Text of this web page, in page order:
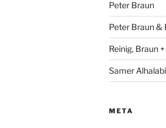
Peter Braun
Peter Braun &
Reinig, Braun
Samer Alhalabi
META